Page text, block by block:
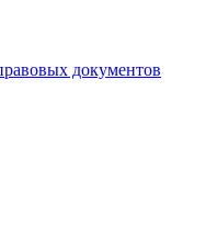
документов